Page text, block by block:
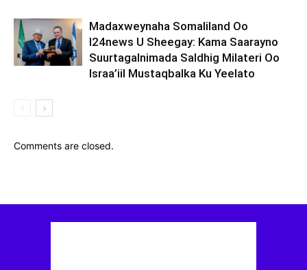
Madaxweynaha Somaliland Oo
I24news U Sheegay: Kama Saarayno
Suurtagalnimada Saldhig Milateri Oo
Israa’iil Mustaqbalka Ku Yeelato
Comments are closed.